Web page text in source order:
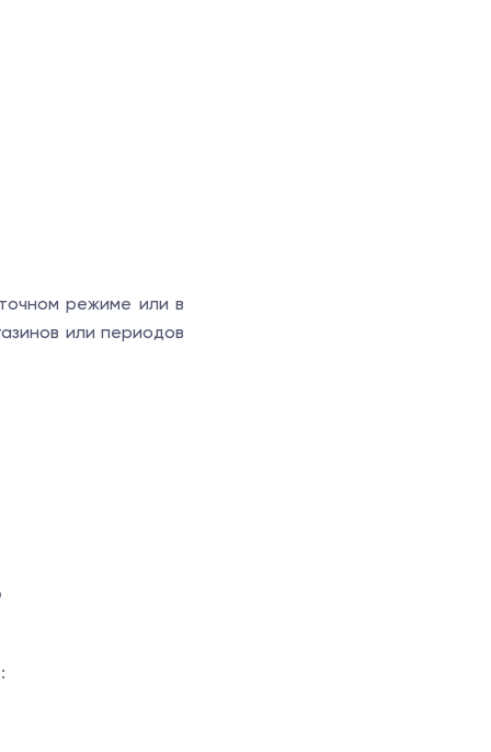
режиме или в
или периодов